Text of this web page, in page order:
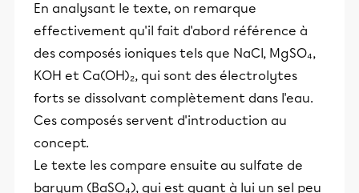
En analysant le texte, on remarque
effectivement qu'il fait d'abord référence à
des composés ioniques tels que NaCl, MgSO₄,
KOH et Ca(OH)₂, qui sont des électrolytes
forts se dissolvant complètement dans l'eau.
Ces composés servent d'introduction au
concept.
Le texte les compare ensuite au sulfate de
baryum (BaSO₄), qui est quant à lui un sel peu